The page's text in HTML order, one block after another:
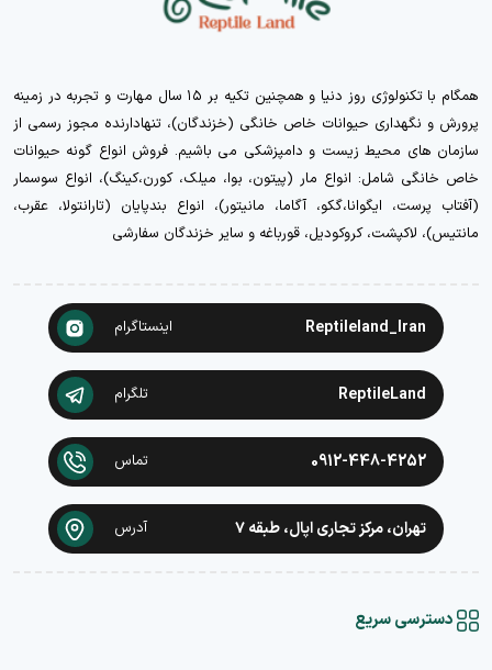
همگام با تکنولوژی روز دنیا و همچنین تکیه بر ۱۵ سال مهارت و تجربه در زمینه
پرورش و نگهداری حیوانات خاص خانگی (خزندگان)، تنهادارنده مجوز رسمی از
سازمان های محیط زیست و دامپزشکی می باشیم. فروش انواع گونه حیوانات
خاص خانگی شامل: انواع مار (پیتون، بوا، میلک، کورن،کینگ)، انواع سوسمار
(آفتاب پرست، ایگوانا،گکو، آگاما، مانیتور)، انواع بندپایان (تارانتولا، عقرب،
مانتیس)، لاکپشت، کروکودیل، قورباغه و سایر خزندگان سفارشی
Reptileland_Iran اینستاگرام
ReptileLand تلگرام
0912-448-4252 تماس
تهران، مرکز تجاری اپال، طبقه ۷ آدرس
دسترسی سریع